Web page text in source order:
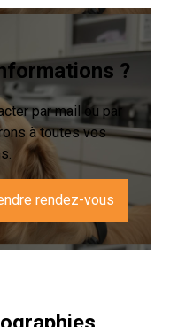
?
par mail ou par
à toutes vos
rendez-vous